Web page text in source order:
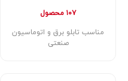
۱۰۷ محصول
مناسب تابلو برق و اتوماسیون
صنعتی